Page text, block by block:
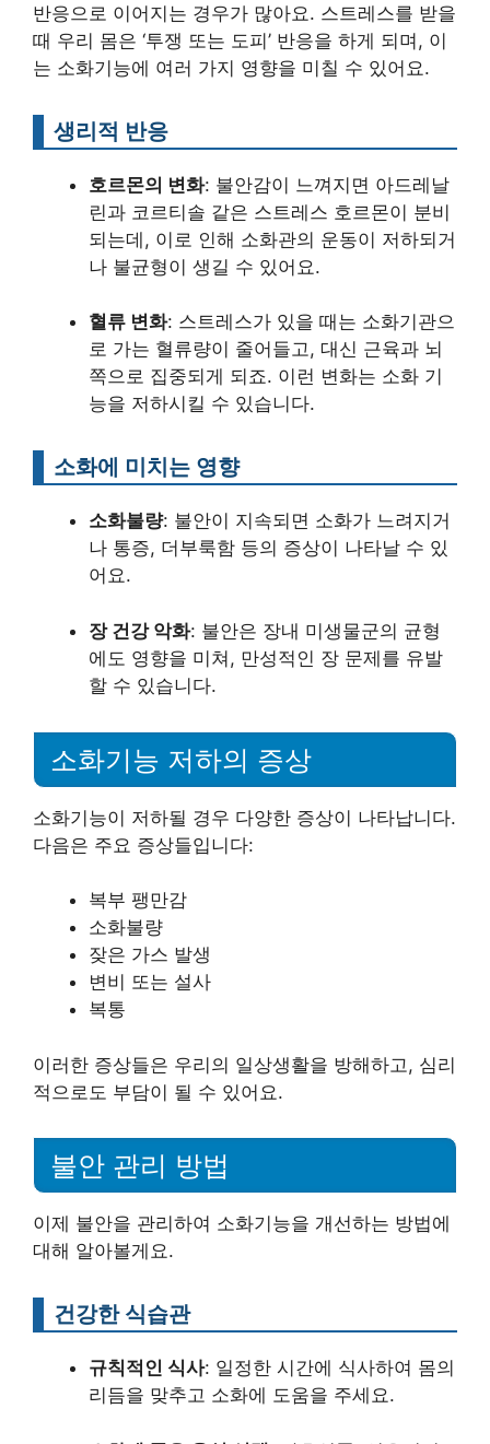
반응으로 이어지는 경우가 많아요. 스트레스를 받을
때 우리 몸은 ‘투쟁 또는 도피’ 반응을 하게 되며, 이
는 소화기능에 여러 가지 영향을 미칠 수 있어요.
생리적 반응
호르몬의 변화: 불안감이 느껴지면 아드레날
린과 코르티솔 같은 스트레스 호르몬이 분비
되는데, 이로 인해 소화관의 운동이 저하되거
나 불균형이 생길 수 있어요.
혈류 변화: 스트레스가 있을 때는 소화기관으
로 가는 혈류량이 줄어들고, 대신 근육과 뇌
쪽으로 집중되게 되죠. 이런 변화는 소화 기
능을 저하시킬 수 있습니다.
소화에 미치는 영향
소화불량: 불안이 지속되면 소화가 느려지거
나 통증, 더부룩함 등의 증상이 나타날 수 있
어요.
장 건강 악화: 불안은 장내 미생물군의 균형
에도 영향을 미쳐, 만성적인 장 문제를 유발
할 수 있습니다.
소화기능 저하의 증상
소화기능이 저하될 경우 다양한 증상이 나타납니다.
다음은 주요 증상들입니다:
복부 팽만감
소화불량
잦은 가스 발생
변비 또는 설사
복통
이러한 증상들은 우리의 일상생활을 방해하고, 심리
적으로도 부담이 될 수 있어요.
불안 관리 방법
이제 불안을 관리하여 소화기능을 개선하는 방법에
대해 알아볼게요.
건강한 식습관
규칙적인 식사: 일정한 시간에 식사하여 몸의
리듬을 맞추고 소화에 도움을 주세요.